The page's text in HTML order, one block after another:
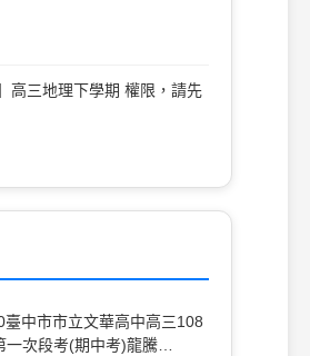
高三地理下學期 權限，請先
中市市立文華高中高三108
一次段考(期中考)龍騰